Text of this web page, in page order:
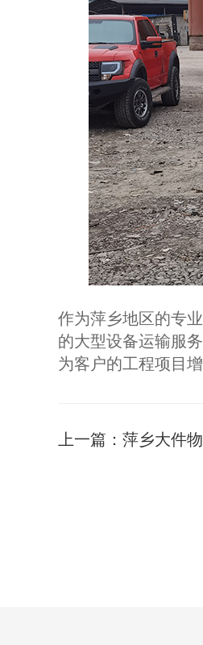
作为萍乡地区的专
的大型设备运输服
为客户的工程项目
上一篇： 萍乡大件物流